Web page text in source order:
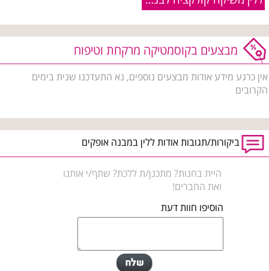
מבצעים בקוסמטיקה מרקחת וטיפוח
אין כרגע מידע אודות מבצעים נוספים, נא התעדכנו שנית בימים
הקרובים
ביקורות/תגובות אודות ללין במבנה אופקים
היית בחנות? מתכנן/ת ללכת? שתף/י אותנו
ואת החברים!
הוסיפו חוות דעת